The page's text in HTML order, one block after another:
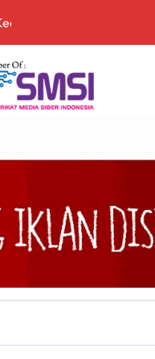
10 Kilogram
Kinerja DLH
Ketat di China
Publik di Era Digital
Royong Percantik